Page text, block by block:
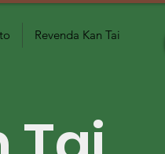
Revenda Kan Tai